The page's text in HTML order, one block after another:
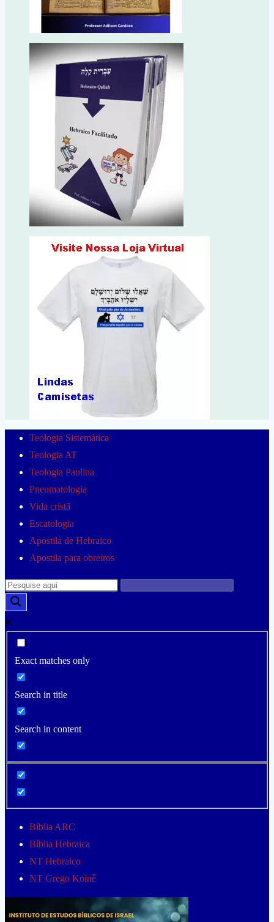
Teologia Sistemática
Teologia AT
Teologia Paulina
Pneumatologia
Vida cristã
Escatologia
Apostila de Hebraico
Apostila para obreiros
Exact matches only
Search in title
Search in content
Bíblia ARC
Bíblia Hebraica
NT Hebraico
NT Grego Koinê